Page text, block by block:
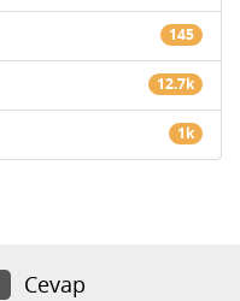
145
12.7k
1k
Cevap